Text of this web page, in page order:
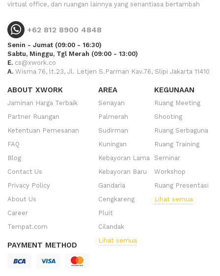
virtual office, dan ruangan lainnya yang senantiasa bertambah
+62 812 8900 4848
Senin - Jumat (09:00 - 16:30)
Sabtu, Minggu, Tgl Merah (09:00 - 13:00)
E. cs@xwork.co
A. Wisma 76, lt.23, Jl. Letjen S.Parman Kav.76, Slipi Jakarta 11410
ABOUT XWORK
Jaminan Harga Terbaik
Partner Ruangan
Ketentuan Pemesanan
FAQ
Blog
Contact Us
Privacy Policy
About Us
Career
Tempat.com
PAYMENT METHOD
AREA
Senayan
Palmerah
Sudirman
Kuningan
Kebayoran Lama
Kebayoran Baru
Gandaria
Cengkareng
Pluit
Cilandak
Lihat semua
KEGUNAAN
Ruang Meeting
Shooting
Ruang Serbaguna
Ruang Training
Seminar
Workshop
Ruang Presentasi
Lihat semua